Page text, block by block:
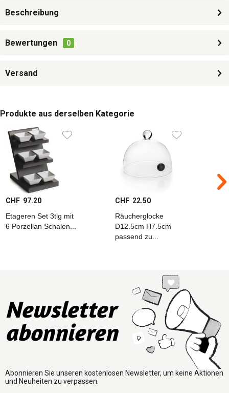
Beschreibung
Bewertungen 0
Versand
Produkte aus derselben Kategorie
CHF 97.20
Etageren Set 3tlg mit
6 Porzellan Schalen...
CHF 22.50
Räucherglocke
D12.5cm H7.5cm
passend zu...
Newsletter
abonnieren
Abonnieren Sie unseren kostenlosen Newsletter, um keine Aktionen
und Neuheiten zu verpassen.